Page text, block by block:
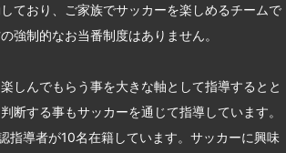
ており、ご家族でサッカーを楽しめるチームで
強制的なお当番制度はありません。
しんでもらう事を大きな軸として指導するとと
断する事もサッカーを通じて指導しています。
指導者が10名在籍しています。サッカーに興味